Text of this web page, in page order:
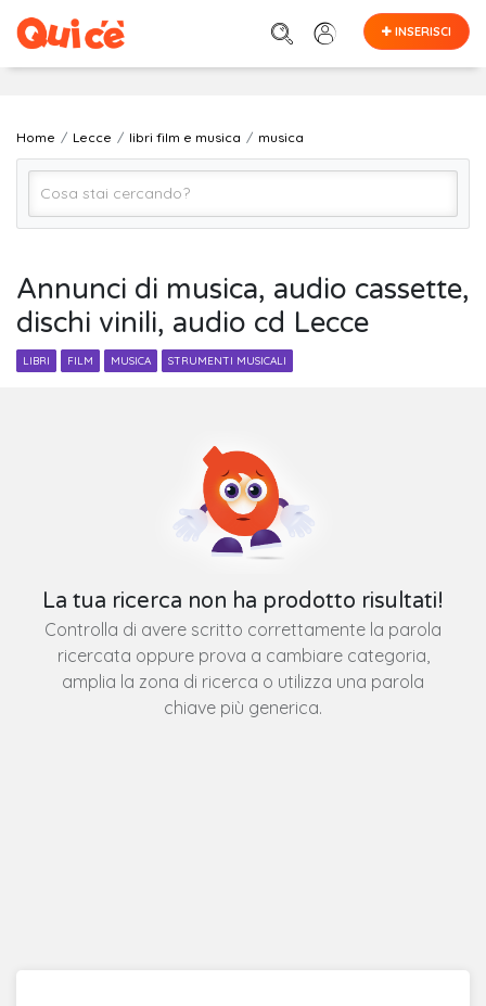
INSERISCI
Home Lecce libri film e musica musica
Lecce
Annunci di musica, audio cassette,
dischi vinili, audio cd Lecce
LIBRI FILM MUSICA STRUMENTI MUSICALI
La tua ricerca non ha prodotto risultati!
Controlla di avere scritto correttamente la parola
ricercata oppure prova a cambiare categoria,
amplia la zona di ricerca o utilizza una parola
chiave più generica.